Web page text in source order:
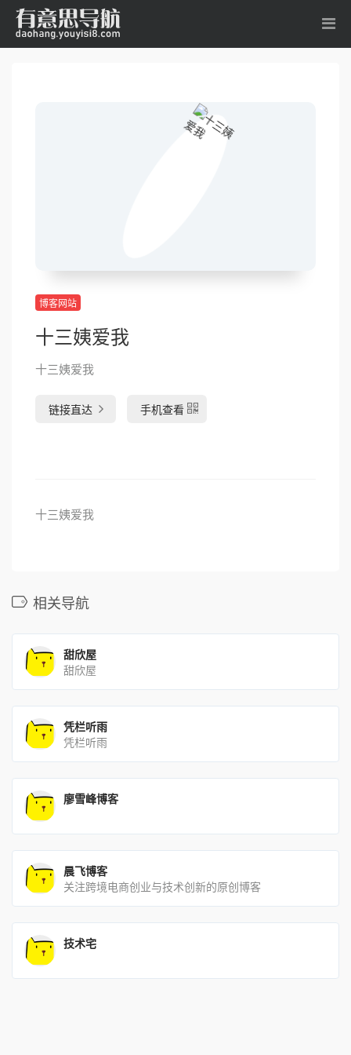
博客网站
十三姨爱我
十三姨爱我
链接直达 手机查看
十三姨爱我
相关导航
甜欣屋
甜欣屋
凭栏听雨
凭栏听雨
廖雪峰博客
晨飞博客
关注跨境电商创业与技术创新的原创博客
技术宅